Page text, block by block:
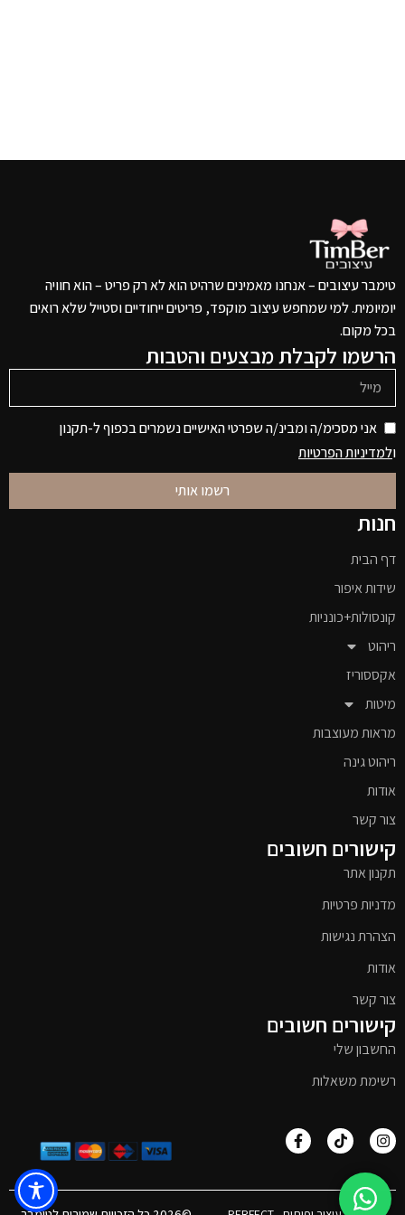
טימבר עיצובים – אנחנו מאמינים שרהיט הוא לא רק פריט – הוא חוויה
יומיומית. למי שמחפש עיצוב מוקפד, פריטים ייחודיים וסטייל שלא רואים
בכל מקום.
הרשמו לקבלת מבצעים והטבות
אני מסכימ/ה ומבינ/ה שפרטי האישיים נשמרים בכפוף ל-תקנון
ולמדיניות הפרטיות
רשמו אותי
חנות
דף הבית
שידות איפור
קונסולות+כונניות
ריהוט
אקססוריז
מיטות
מראות מעוצבות
ריהוט גינה
אודות
צור קשר
קישורים חשובים
תקנון אתר
מדניות פרטיות
הצהרת נגישות
אודות
צור קשר
קישורים חשובים
החשבון שלי
רשימת משאלות